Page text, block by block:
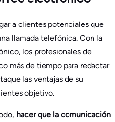
a clientes potenciales que
llamada telefónica. Con la
los profesionales de
más de tiempo para redactar
las ventajas de su
objetivo.
hacer que la comunicación